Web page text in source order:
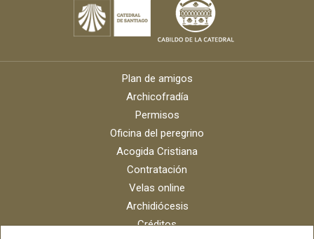
Plan de amigos
Archicofradía
Permisos
Oficina del peregrino
Acogida Cristiana
Contratación
Velas online
Archidiócesis
Créditos